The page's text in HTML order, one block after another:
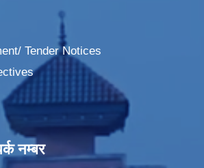
Tender Notices
नम्बर